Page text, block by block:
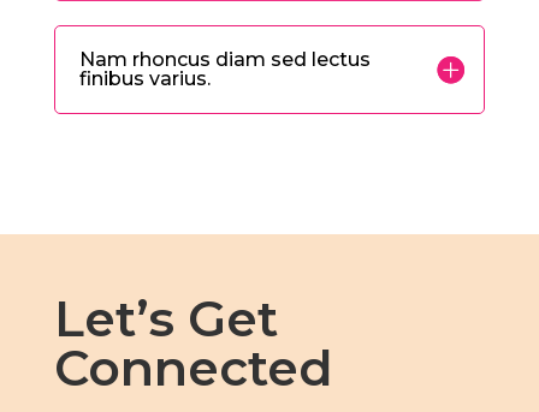
Nam rhoncus diam sed lectus
finibus varius.
Let’s Get
Connected